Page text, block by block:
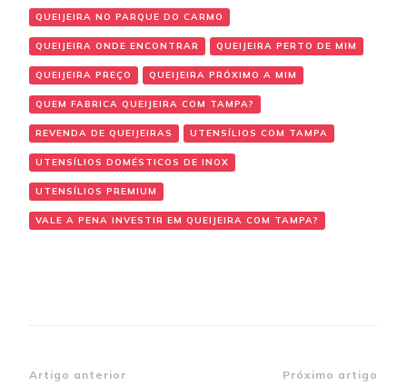
QUEIJEIRA NO PARQUE DO CARMO
QUEIJEIRA ONDE ENCONTRAR QUEIJEIRA PERTO DE MIM
QUEIJEIRA PREÇO QUEIJEIRA PRÓXIMO A MIM
QUEM FABRICA QUEIJEIRA COM TAMPA?
REVENDA DE QUEIJEIRAS UTENSÍLIOS COM TAMPA
UTENSÍLIOS DOMÉSTICOS DE INOX
UTENSÍLIOS PREMIUM
VALE A PENA INVESTIR EM QUEIJEIRA COM TAMPA?
Artigo anterior Próximo artigo